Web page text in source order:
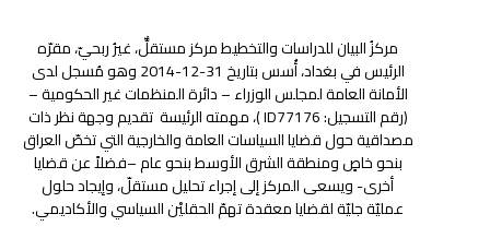
مركزُ البيان للدراسات والتخطيط مركز مستقلٌّ، غيرُ ربحيّ، مقرّه
الرئيس في بغداد، أُسس بتاريخ 31-12-2014 وهو مُسجل لدى
الأمانة العامة لمجلس الوزراء – دائرة المنظمات غير الحكومية –
(رقم التسجيل: ID77176 )، مهمته الرئيسة تقديم وجهة نظر ذات
مصداقية حول قضايا السياسات العامة والخارجية التي تخصّ العراق
بنحو خاصٍ ومنطقة الشرق الأوسط بنحو عام –فضلاً عن قضايا
أخرى- ويسعى المركز إلى إجراء تحليل مستقلّ، وإيجاد حلول
عمليّة جليّة لقضايا معقدة تهمّ الحقليْن السياسي والأكاديمي.